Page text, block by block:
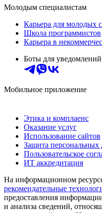
Молодым специалистам
Карьера для молодых
Школа программистов
Карьера в
Боты для уведомлений
Мобильное приложение
Этика и комплаенс
Оказание услуг
Использование сайтов
Защита персональных
Пользовательское
ИТ аккредитация
На информационном
рекомендательные
предоставления
и анализа сведений,